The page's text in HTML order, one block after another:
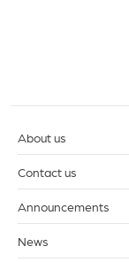
About us
Contact us
Announcements
News